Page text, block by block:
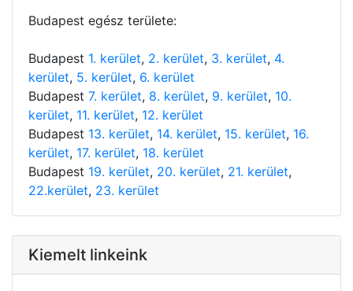
Budapest egész területe:
Budapest 1. kerület, 2. kerület, 3. kerület, 4.
kerület, 5. kerület, 6. kerület
Budapest 7. kerület, 8. kerület, 9. kerület, 10.
kerület, 11. kerület, 12. kerület
Budapest 13. kerület, 14. kerület, 15. kerület, 16.
kerület, 17. kerület, 18. kerület
Budapest 19. kerület, 20. kerület, 21. kerület,
22.kerület, 23. kerület
Kiemelt linkeink